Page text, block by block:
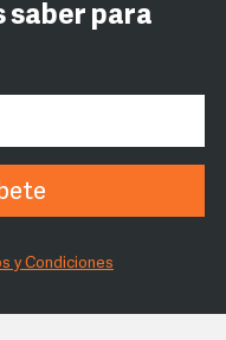
saber para
y Condiciones